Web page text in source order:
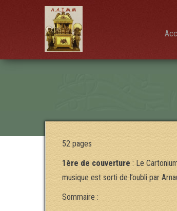
AAIMM
Association
des
Instruments
et de la
Musique
Mécanique
52 pages
1ère de couverture : Le
musique est sorti de l’oubli par
Sommaire :